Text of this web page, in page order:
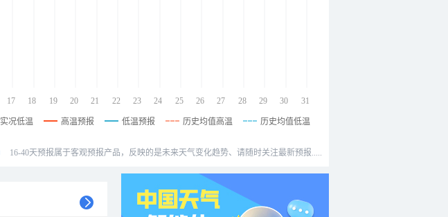
17 18 19 20 21 22 23 24 25 26 27 28 29 30 31
实况低温 高温预报 低温预报 历史均值高温 历史均值低温
16-40天预报属于客观预报产品，反映的是未来天气变化趋势、请随时关注最新预报.....